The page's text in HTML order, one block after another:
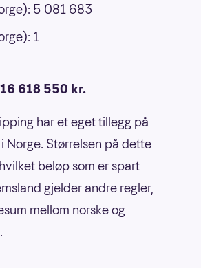
5 081 683
1
618 550 kr.
har et eget tillegg på
Norge. Størrelsen på dette
beløp som er spart
gjelder andre regler,
mellom norske og